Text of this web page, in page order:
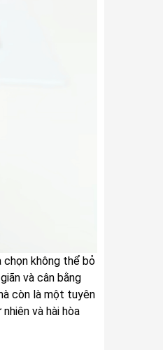
chọn không thể bỏ
và cân bằng
còn là một tuyên
và hài hòa